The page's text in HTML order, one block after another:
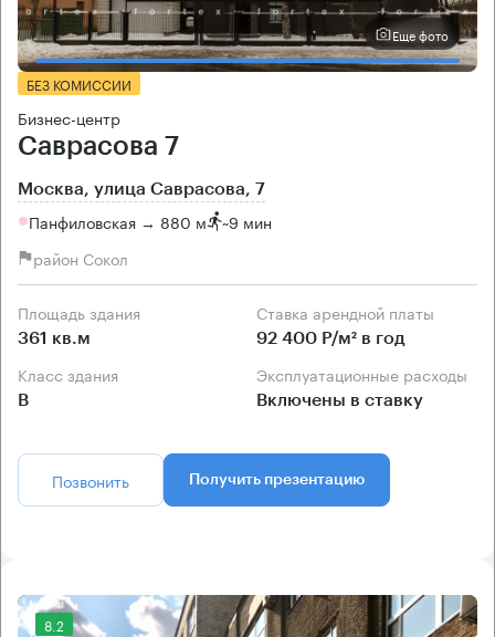
Еще фото
БЕЗ КОМИССИИ
Бизнес-центр
Саврасова 7
Москва, улица Саврасова, 7
Панфиловская → 880 м ~9 мин
район Сокол
Площадь здания
361 кв.м
Ставка арендной платы
92 400 Р/м² в год
Класс здания
B
Эксплуатационные расходы
Включены в ставку
Позвонить Получить презентацию
8.2